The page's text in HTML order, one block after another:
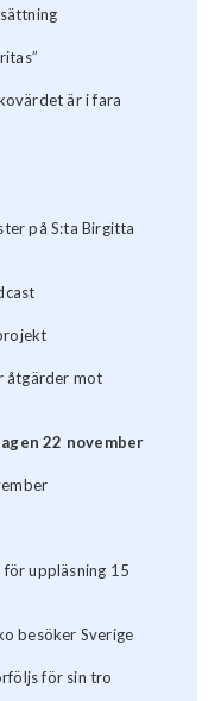
är i fara
på S:ta Birgitta
åtgärder mot
22 november
uppläsning 15
besöker Sverige
för sin tro